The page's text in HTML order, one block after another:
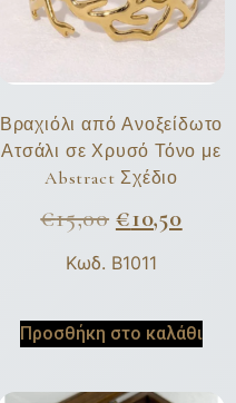
Βραχιόλι από Ανοξείδωτο
Ατσάλι σε Χρυσό Τόνο με
Abstract Σχέδιο
€15,00 €10,50
Κωδ. B1011
Προσθήκη στο καλάθι